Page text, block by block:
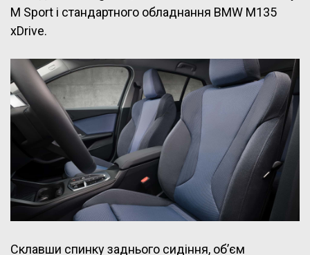
M Sport і стандартного обладнання BMW M135
xDrive.
Склавши спинку заднього сидіння, об’єм